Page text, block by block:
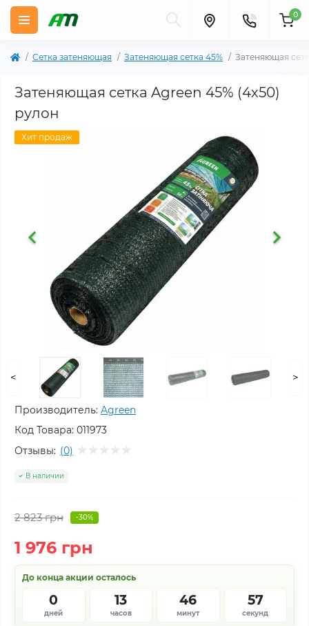
0
Сетка затеняющая Затеняющая сетка 45% Затеняющая
Затеняющая сетка Agreen 45% (4х50)
рулон
Хит продаж
< >
Производитель: Agreen
Код Товара: 011973
Отзывы: (0)
В наличии
2 823 грн -30%
1 976 грн
До конца акции осталось
0
дней
13
часов
46
минут
56
секунд